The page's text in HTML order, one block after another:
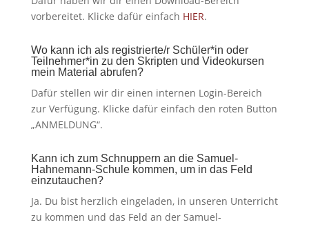
vorbereitet. Klicke dafür einfach HIER.
Wo kann ich als registrierte/r Schüler*in oder
Teilnehmer*in zu den Skripten und Videokursen
mein Material abrufen?
Dafür stellen wir dir einen internen Login-Bereich
zur Verfügung. Klicke dafür einfach den roten Button
„ANMELDUNG“.
Kann ich zum Schnuppern an die Samuel-
Hahnemann-Schule kommen, um in das Feld
einzutauchen?
Ja. Du bist herzlich eingeladen, in unseren Unterricht
zu kommen und das Feld an der Samuel-